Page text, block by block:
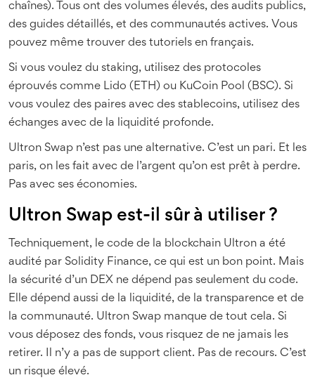
chaînes). Tous ont des volumes élevés, des audits publics,
des guides détaillés, et des communautés actives. Vous
pouvez même trouver des tutoriels en français.
Si vous voulez du staking, utilisez des protocoles
éprouvés comme Lido (ETH) ou KuCoin Pool (BSC). Si
vous voulez des paires avec des stablecoins, utilisez des
échanges avec de la liquidité profonde.
Ultron Swap n’est pas une alternative. C’est un pari. Et les
paris, on les fait avec de l’argent qu’on est prêt à perdre.
Pas avec ses économies.
Ultron Swap est-il sûr à utiliser ?
Techniquement, le code de la blockchain Ultron a été
audité par Solidity Finance, ce qui est un bon point. Mais
la sécurité d’un DEX ne dépend pas seulement du code.
Elle dépend aussi de la liquidité, de la transparence et de
la communauté. Ultron Swap manque de tout cela. Si
vous déposez des fonds, vous risquez de ne jamais les
retirer. Il n’y a pas de support client. Pas de recours. C’est
un risque élevé.